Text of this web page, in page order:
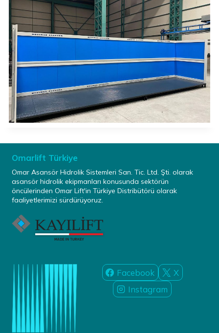
Omarlift Türkiye
Omar Asansör Hidrolik Sistemleri San. Tic. Ltd. Şti. olarak
asansör hidrolik ekipmanları konusunda sektörün
öncülerinden Omar Lift'in Türkiye Distribütörü olarak
faaliyetlerimizi sürdürüyoruz.
Facebook
X
Instagram